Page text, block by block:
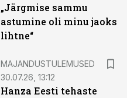
„Järgmise sammu
astumine oli minu jaoks
lihtne“
MAJANDUSTULEMUSED
30.07.26, 13:12
Hanza Eesti tehaste